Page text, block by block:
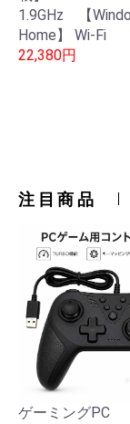
1.9GHz 【
Home】 Wi-Fi
22,380円
注目商品
ゲーミングPC